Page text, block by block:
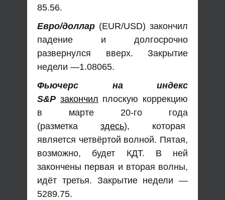
85.56.
Евро/доллар (EUR/USD) закончил
падение и долгосрочно
развернулся вверх. Закрытие
недели —1.08065.
Фьючерс на индекс
S&P закончил плоскую коррекцию
в марте 20-го года
(разметка здесь), которая
является четвёртой волной. Пятая,
возможно, будет КДТ. В ней
закончены первая и вторая волны,
идёт третья. Закрытие недели —
5289.75.